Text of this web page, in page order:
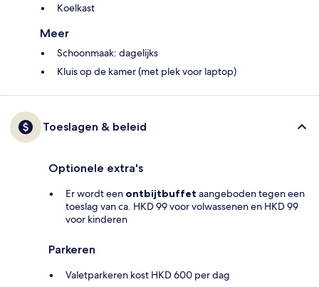
Koelkast
Meer
Schoonmaak: dagelijks
Kluis op de kamer (met plek voor laptop)
Toeslagen & beleid
Optionele extra's
Er wordt een ontbijtbuffet aangeboden tegen een
toeslag van ca. HKD 99 voor volwassenen en HKD 99
voor kinderen
Parkeren
Valetparkeren kost HKD 600 per dag